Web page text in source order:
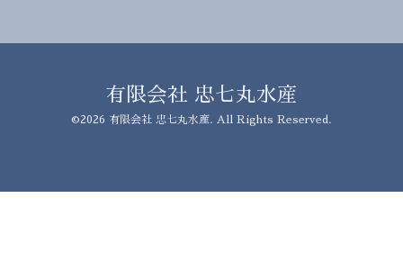
有限会社 忠七丸水産
©2026 有限会社 忠七丸水産. All Rights Reserved.